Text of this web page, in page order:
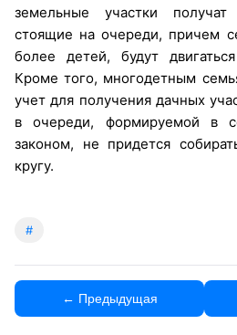
земельные участки
стоящие на очереди, причем
более детей, будут
Кроме того, многодетным
учет для получения дачных
в очереди, формируемой в
законом, не придется
кругу.
#
← Предыдущая